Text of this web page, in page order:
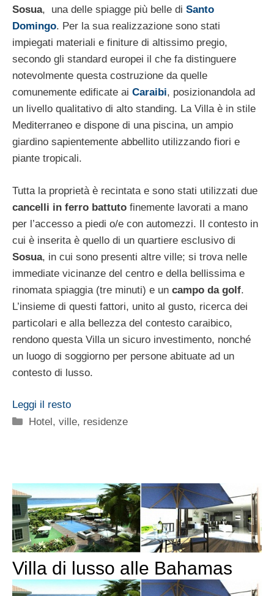
Sosua, una delle spiagge più belle di Santo
Domingo. Per la sua realizzazione sono stati
impiegati materiali e finiture di altissimo pregio,
secondo gli standard europei il che fa distinguere
notevolmente questa costruzione da quelle
comunemente edificate ai Caraibi, posizionandola ad
un livello qualitativo di alto standing. La Villa è in stile
Mediterraneo e dispone di una piscina, un ampio
giardino sapientemente abbellito utilizzando fiori e
piante tropicali.
Tutta la proprietà è recintata e sono stati utilizzati due
cancelli in ferro battuto finemente lavorati a mano
per l’accesso a piedi o/e con automezzi. Il contesto in
cui è inserita è quello di un quartiere esclusivo di
Sosua, in cui sono presenti altre ville; si trova nelle
immediate vicinanze del centro e della bellissima e
rinomata spiaggia (tre minuti) e un campo da golf.
L’insieme di questi fattori, unito al gusto, ricerca dei
particolari e alla bellezza del contesto caraibico,
rendono questa Villa un sicuro investimento, nonché
un luogo di soggiorno per persone abituate ad un
contesto di lusso.
Leggi il resto
Categorie
Hotel, ville, residenze
Villa di lusso alle Bahamas